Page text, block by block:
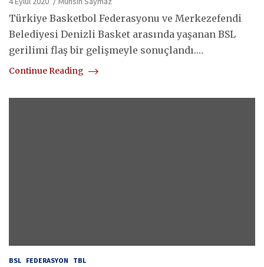
Türkiye Basketbol Federasyonu ve Merkezefendi
Belediyesi Denizli Basket arasında yaşanan BSL
gerilimi flaş bir gelişmeyle sonuçlandı.…
Continue Reading
BSL FEDERASYON TBL